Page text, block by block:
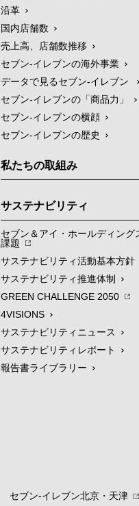
沿革
国内店舗数
売上高、店舗数推移
セブン‐イレブンの海外事業
データで見るセブン‐イレブン
セブン‐イレブンの「商品力」
セブン-イレブンの横顔
セブン-イレブンの歴史
私たちの取組み
サステナビリティ
セブン＆アイ・ホールディング
課題
サステナビリティ活動基本方針
サステナビリティ推進体制
GREEN CHALLENGE 2050
4VISIONS
サステナビリティニュース
サステナビリティレポート
報告書ライブラリー
セブン‐イレブン北京・天津